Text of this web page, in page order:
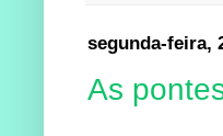
segunda-feira,
As